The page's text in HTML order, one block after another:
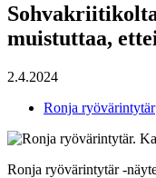
muistuttaa,
2.4.2024
Ronja ryövärintytär
Ronja ryövärintytär -